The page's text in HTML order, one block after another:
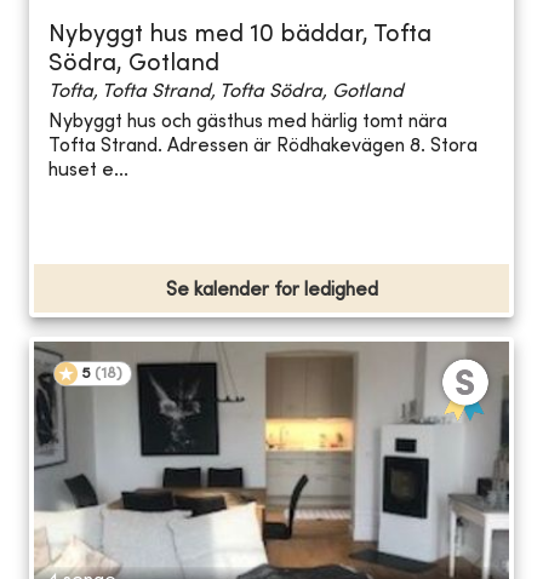
Nybyggt hus med 10 bäddar, Tofta
Södra, Gotland
Tofta, Tofta Strand, Tofta Södra, Gotland
Nybyggt hus och gästhus med härlig tomt nära
Tofta Strand. Adressen är Rödhakevägen 8. Stora
huset e...
Se kalender for ledighed
5 (18)